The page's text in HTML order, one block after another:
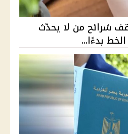
شرائح من لا يحدّث
بدءًا...